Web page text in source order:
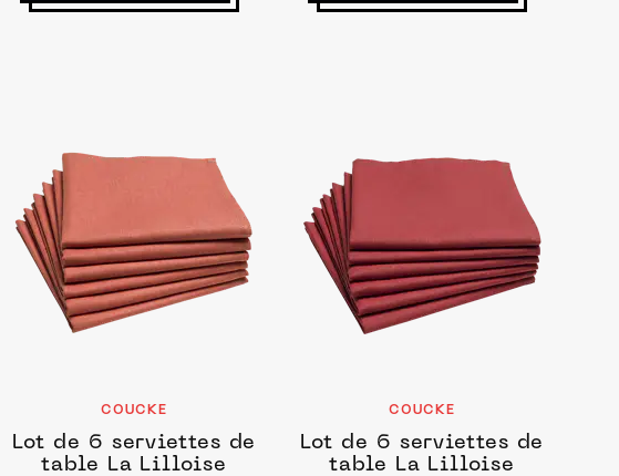
COUCKE
Lot de 6 serviettes de
table La Lilloise
COUCKE
Lot de 6 serviettes de
table La Lilloise